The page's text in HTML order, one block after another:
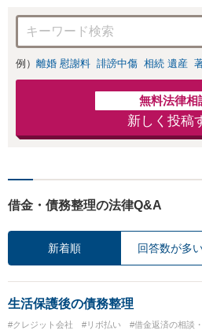
例） 離婚 慰謝料 誹謗中傷 相続 遺産
無料法律相
新しく投稿
借金・債務整理の法律Q&A
新着順 回答数が多
生活保護後の債務整理
#クレジット会社 #リボ払い #借金返済の相談